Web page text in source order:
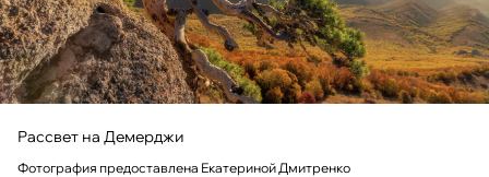
Рассвет на Демерджи
Фотография предоставлена Екатериной Дмитренко